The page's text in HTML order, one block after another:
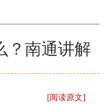
？南通讲解
[阅读原文]